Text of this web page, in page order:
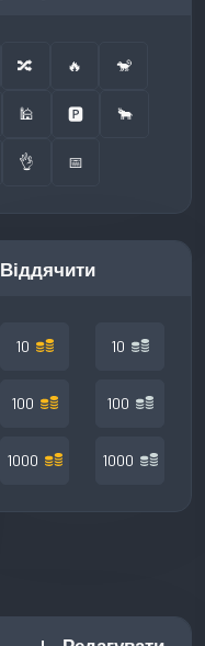
🔀 🔥 🐒
🕌 🅿️ 🐂
👌 📅
Віддячити
10
100
1000
10
100
1000